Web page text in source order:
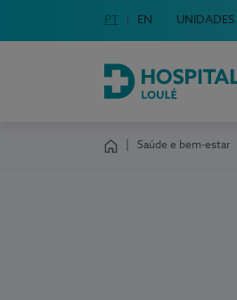
Escolha o seu idioma
Idioma em Português
PT English Language
EN UNIDADES
Hospital da Luz
Saúde e bem-estar